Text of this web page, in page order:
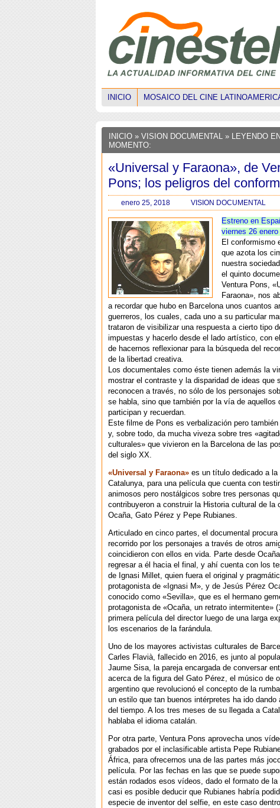
INICIO MOSAICO DEL CINE
INICIO » VISION DOCUMENTAL » LEYENDO
MOMENTO:
«Universal y Faraona», de
Pons; los peligros del
enero 25, 2018 VISION DOCUMENTAL
Estreno en
viernes 26 enero
El conformismo
que azota los
nuestra
el quinto
Ventura Pons,
Faraona», nos
a recordar que hubo en Barcelona unos cuantos
guerreros, los cuales, cada uno a su particular
trataron de visibilizar una respuesta a cierto tipo
impuestas y hacerlo desde el lado artístico, con
de hacernos reflexionar para la búsqueda del
de la libertad creativa.
Los documentales como éste tienen además la
mostrar el contraste y la disparidad de ideas que
reconocen a través, no sólo de los personajes
se habla, sino que también por la vía de aquellos
participan y recuerdan.
Este filme de Pons es verbalización pero
y, sobre todo, da mucha viveza sobre tres
culturales» que vivieron en la Barcelona de las
del siglo XX.
«Universal y Faraona» es un título dedicado a la
Catalunya, para una película que cuenta con
animosos pero nostálgicos sobre tres personas
contribuyeron a construir la Historia cultural de la
Ocaña, Gato Pérez y Pepe Rubianes.
Articulado en cinco partes, el documental procura
recorrido por los personajes a través de otros
coincidieron con ellos en vida. Parte desde
regresar a él hacia el final, y ahí cuenta con los
de Ignasi Millet, quien fuera el original y
protagonista de «Ignasi M», y de Jesús Pérez
conocido como «Sevilla», que es el hermano
protagonista de «Ocaña, un retrato intermitente»
primera película del director luego de una larga
los escenarios de la farándula.
Uno de los mayores activistas culturales de
Carles Flavià, fallecido en 2016, es junto al
Jaume Sisa, la pareja encargada de conversar
acerca de la figura del Gato Pérez, el músico de
argentino que revolucionó el concepto de la
un estilo que tan buenos intérpretes ha ido dando
del tiempo. A los tres meses de su llegada a
hablaba el idioma catalán.
Por otra parte, Ventura Pons aprovecha unos
grabados por el inclasificable artista Pepe
África, para ofrecernos una de las partes más
película. Por las fechas en las que se puede
están rodados esos vídeos, dado el formato de la
casi es posible deducir que Rubianes habría
especie de inventor del selfie, en este caso